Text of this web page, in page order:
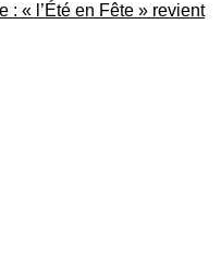
: « l’Été en Fête » revient